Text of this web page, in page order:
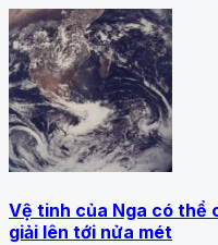
Vệ tinh của Nga có thể
giải lên tới nửa mét